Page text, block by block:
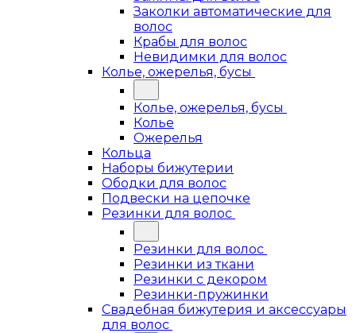
Заколки автоматические для
волос
Крабы для волос
Невидимки для волос
Колье, ожерелья, бусы
Колье, ожерелья, бусы
Колье
Ожерелья
Кольца
Наборы бижутерии
Ободки для волос
Подвески на цепочке
Резинки для волос
Резинки для волос
Резинки из ткани
Резинки с декором
Резинки-пружинки
Свадебная бижутерия и аксессуары
для волос